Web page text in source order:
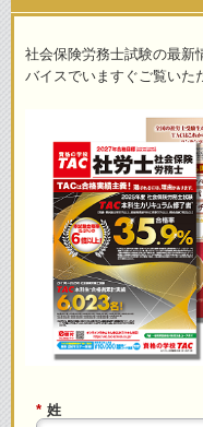
社会保険労務士試験の最新
バイスでいますぐご覧いた
* 姓